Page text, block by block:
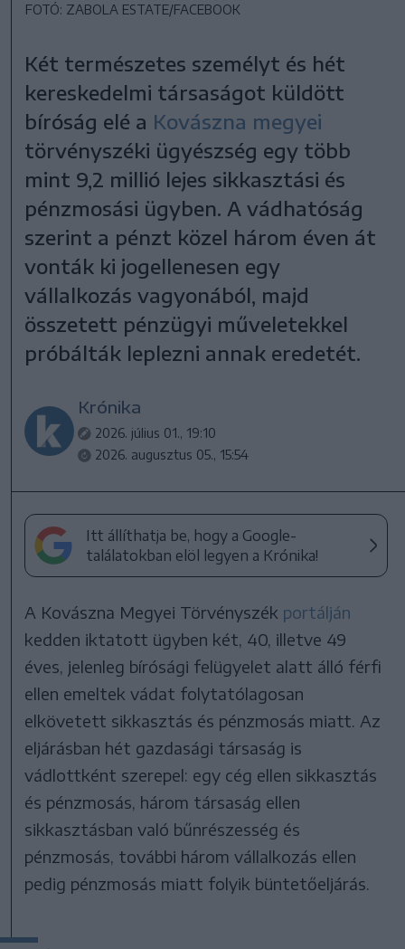
FOTÓ: ZABOLA ESTATE/FACEBOOK
Két természetes személyt és hét
kereskedelmi társaságot küldött
bíróság elé a Kovászna megyei
törvényszéki ügyészség egy több
mint 9,2 millió lejes sikkasztási és
pénzmosási ügyben. A vádhatóság
szerint a pénzt közel három éven át
vonták ki jogellenesen egy
vállalkozás vagyonából, majd
összetett pénzügyi műveletekkel
próbálták leplezni annak eredetét.
Krónika
2026. július 01., 19:10
2026. augusztus 05., 15:54
Itt állíthatja be, hogy a Google-
találatokban elöl legyen a Krónika!
A Kovászna Megyei Törvényszék portálján
kedden iktatott ügyben két, 40, illetve 49
éves, jelenleg bírósági felügyelet alatt álló férfi
ellen emeltek vádat folytatólagosan
elkövetett sikkasztás és pénzmosás miatt. Az
eljárásban hét gazdasági társaság is
vádlottként szerepel: egy cég ellen sikkasztás
és pénzmosás, három társaság ellen
sikkasztásban való bűnrészesség és
pénzmosás, további három vállalkozás ellen
pedig pénzmosás miatt folyik büntetőeljárás.